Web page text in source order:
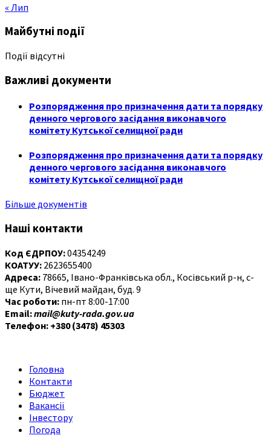
« Лип
Майбутні події
Події відсутні
Важливі документи
Розпорядження про призначення дати та порядку
денного чергового засідання виконавчого
комітету Кутської селищної ради
Розпорядження про призначення дати та порядку
денного чергового засідання виконавчого
комітету Кутської селищної ради
Більше документів
Наші контакти
Код ЄДРПОУ:04354249
КОАТУУ: 2623655400
Адреса: 78665, Івано-Франківська обл., Косівський р-н, с-
ще Кути, Вічевий майдан, буд. 9
Час роботи: пн-пт 8:00-17:00
Email:mail@kuty-rada.gov.ua
Телефон: +380 (3478) 45303
Головна
Контакти
Бюджет
Вакансії
Інвестору
Погода